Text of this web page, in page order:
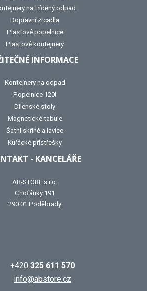
na tříděný odpad
Dopravní zrcadla
Plastové popelnice
Plastové kontejnery
INFORMACE
Kontejnery na odpad
Popelnice 120l
Dílenské stoly
Magnetické tabule
Šatní skříně a lavice
Kuřácké přístřešky
- KANCELÁŘE
AB-STORE s.r.o.
Choťánky 191
290 01 Poděbrady
+420 325 611 570
info@abstore.cz